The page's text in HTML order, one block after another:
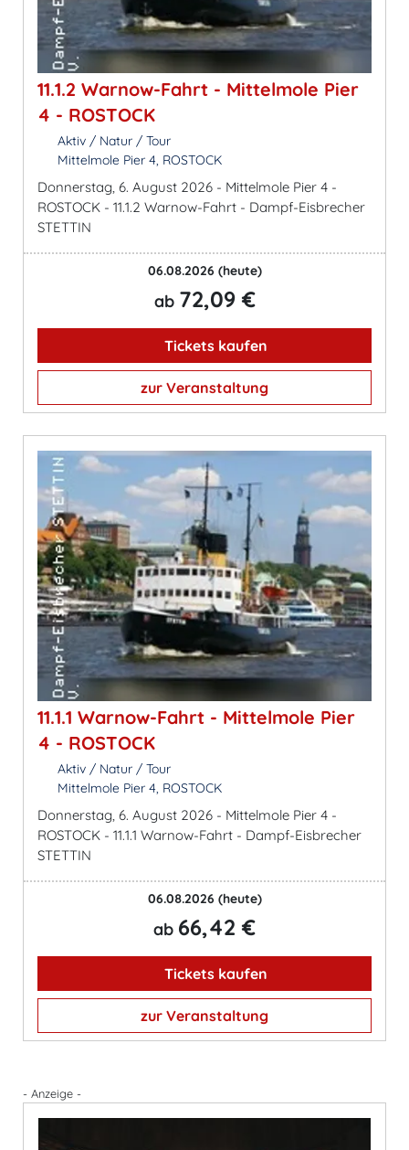
11.1.2 Warnow-Fahrt - Mittelmole Pier
4 - ROSTOCK
Aktiv / Natur / Tour
Mittelmole Pier 4, ROSTOCK
Donnerstag, 6. August 2026 - Mittelmole Pier 4 -
ROSTOCK - 11.1.2 Warnow-Fahrt - Dampf-Eisbrecher
STETTIN
06.08.2026 (heute)
ab 72,09 €
Tickets kaufen
zur Veranstaltung
11.1.1 Warnow-Fahrt - Mittelmole Pier
4 - ROSTOCK
Aktiv / Natur / Tour
Mittelmole Pier 4, ROSTOCK
Donnerstag, 6. August 2026 - Mittelmole Pier 4 -
ROSTOCK - 11.1.1 Warnow-Fahrt - Dampf-Eisbrecher
STETTIN
06.08.2026 (heute)
ab 66,42 €
Tickets kaufen
zur Veranstaltung
- Anzeige -